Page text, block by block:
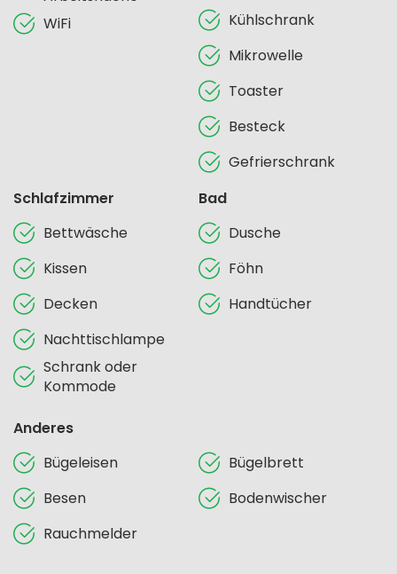
WiFi
Kühlschrank
Mikrowelle
Toaster
Besteck
Gefrierschrank
Schlafzimmer
Bettwäsche
Kissen
Decken
Nachttischlampe
Schrank oder
Kommode
Bad
Dusche
Föhn
Handtücher
Anderes
Bügeleisen
Bügelbrett
Besen
Bodenwischer
Rauchmelder